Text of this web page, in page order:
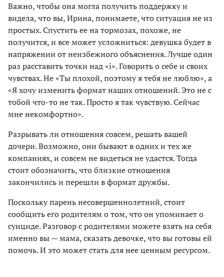
Важно, чтобы она могла получить поддержку и
видела, что вы, Ирина, понимаете, что ситуация не из
простых. Спустить ее на тормозах, похоже, не
получится, и все может усложниться: девушка будет в
напряжении от неизбежного объяснения. Лучше один
раз расставить точки над «i». Говорить о себе и своих
чувствах. Не «Ты плохой, поэтому я тебя не люблю», а
«Я хочу изменить формат наших отношений. Это не с
тобой что-то не так. Просто я так чувствую. Сейчас
мне некомфортно».
Разрывать ли отношения совсем, решать вашей
дочери. Возможно, они бывают в одних и тех же
компаниях, и совсем не видеться не удастся. Тогда
стоит обозначить, что близкие отношения
закончились и перешли в формат дружбы.
Поскольку парень несовершеннолетний, стоит
сообщить его родителям о том, что он упоминает о
суициде. Разговор с родителями можете взять на себя
именно вы — мама, сказать девочке, что вы готовы ей
помочь. И это может стать для нее ценным ресурсом.